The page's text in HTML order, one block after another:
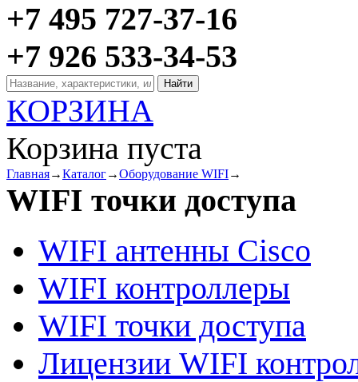
+7 495 727-37-16
+7 926 533-34-53
КОРЗИНА
Корзина пуста
Главная→Каталог→Оборудование WIFI→
WIFI точки доступа
WIFI антенны Cisco
WIFI контроллеры
WIFI точки доступа
Лицензии WIFI